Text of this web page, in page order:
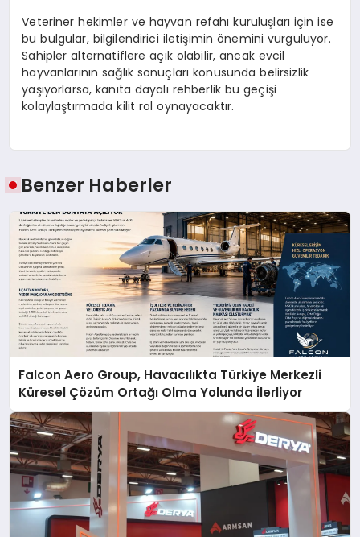
Veteriner hekimler ve hayvan refahı kuruluşları için ise
bu bulgular, bilgilendirici iletişiminönemini vurguluyor.
Sahipler alternatiflere açık olabilir, ancak evcil
hayvanlarının sağlık sonuçları konusunda belirsizlik
yaşıyorlarsa, kanıta dayalı rehberlik bu geçişi
kolaylaştırmada kilit rol oynayacaktır.
Benzer Haberler
Falcon Aero Group, Havacılıkta Türkiye Merkezli
Küresel Çözüm Ortağı Olma Yolunda İlerliyor